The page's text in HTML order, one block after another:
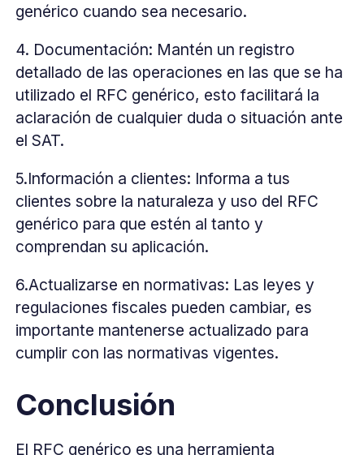
genérico cuando sea necesario.
4. Documentación: Mantén un registro
detallado de las operaciones en las que se ha
utilizado el RFC genérico, esto facilitará la
aclaración de cualquier duda o situación ante
el SAT.
5.Información a clientes: Informa a tus
clientes sobre la naturaleza y uso del RFC
genérico para que estén al tanto y
comprendan su aplicación.
6.Actualizarse en normativas: Las leyes y
regulaciones fiscales pueden cambiar, es
importante mantenerse actualizado para
cumplir con las normativas vigentes.
Conclusión
El RFC genérico es una herramienta